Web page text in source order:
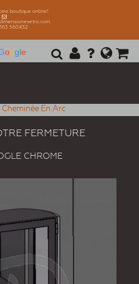
boutique online!
560432
oogle
En Arc
FERMETURE
CHROME